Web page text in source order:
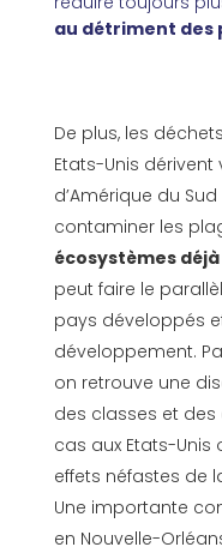
au détriment des
De plus, les
Etats-Unis dérivent
d’Amérique du
contaminer les
écosystèmes
peut faire le
pays développés
développement.
on retrouve une
des classes et des
cas aux Etats-
effets néfastes de
Une importante
en Nouvelle-